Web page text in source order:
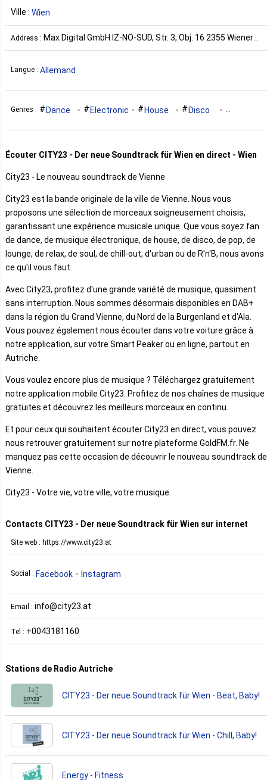
Ville : Wien
Address : Max Digital GmbH IZ-NÖ-SÜD, Str. 3, Obj. 16 2355 Wiener
Neudorf Autriche
Langue : Allemand
Genres : Dance Electronic House Disco
Écouter CITY23 - Der neue Soundtrack für Wien en direct - Wien
City23 - Le nouveau soundtrack de Vienne
City23 est la bande originale de la ville de Vienne. Nous vous
proposons une sélection de morceaux soigneusement choisis,
garantissant une expérience musicale unique. Que vous soyez fan
de dance, de musique électronique, de house, de disco, de pop, de
lounge, de relax, de soul, de chill-out, d'urban ou de R'n'B, nous avons
ce qu'il vous faut.
Avec City23, profitez d'une grande variété de musique, quasiment
sans interruption. Nous sommes désormais disponibles en DAB+
dans la région du Grand Vienne, du Nord de la Burgenland et d'Ala.
Vous pouvez également nous écouter dans votre voiture grâce à
notre application, sur votre Smart Peaker ou en ligne, partout en
Autriche.
Vous voulez encore plus de musique ? Téléchargez gratuitement
notre application mobile City23. Profitez de nos chaînes de musique
gratuites et découvrez les meilleurs morceaux en continu.
Et pour ceux qui souhaitent écouter City23 en direct, vous pouvez
nous retrouver gratuitement sur notre plateforme GoldFM.fr. Ne
manquez pas cette occasion de découvrir le nouveau soundtrack de
Vienne.
City23 - Votre vie, votre ville, votre musique.
Contacts CITY23 - Der neue Soundtrack für Wien sur internet
Site web : https://www.city23.at
Social : Facebook Instagram
Email : info@city23.at
Tel : +0043181160
Stations de Radio Autriche
CITY23 - Der neue Soundtrack für Wien - Beat, Baby!
CITY23 - Der neue Soundtrack für Wien - Chill, Baby!
Energy - Fitness